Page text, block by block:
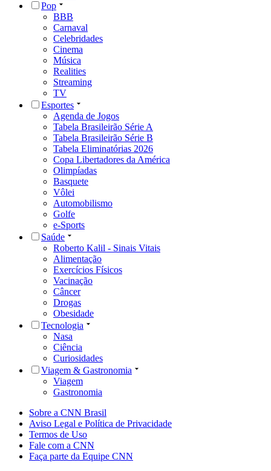
Pop
BBB
Carnaval
Celebridades
Cinema
Música
Realities
Streaming
TV
Esportes
Agenda de Jogos
Tabela Brasileirão Série A
Tabela Brasileirão Série B
Tabela Eliminatórias 2026
Copa Libertadores da América
Olimpíadas
Basquete
Vôlei
Automobilismo
Golfe
e-Sports
Saúde
Roberto Kalil - Sinais Vitais
Alimentação
Exercícios Físicos
Vacinação
Câncer
Drogas
Obesidade
Tecnologia
Nasa
Ciência
Curiosidades
Viagem & Gastronomia
Viagem
Gastronomia
Sobre a CNN Brasil
Aviso Legal e Política de Privacidade
Termos de Uso
Fale com a CNN
Faça parte da Equipe CNN